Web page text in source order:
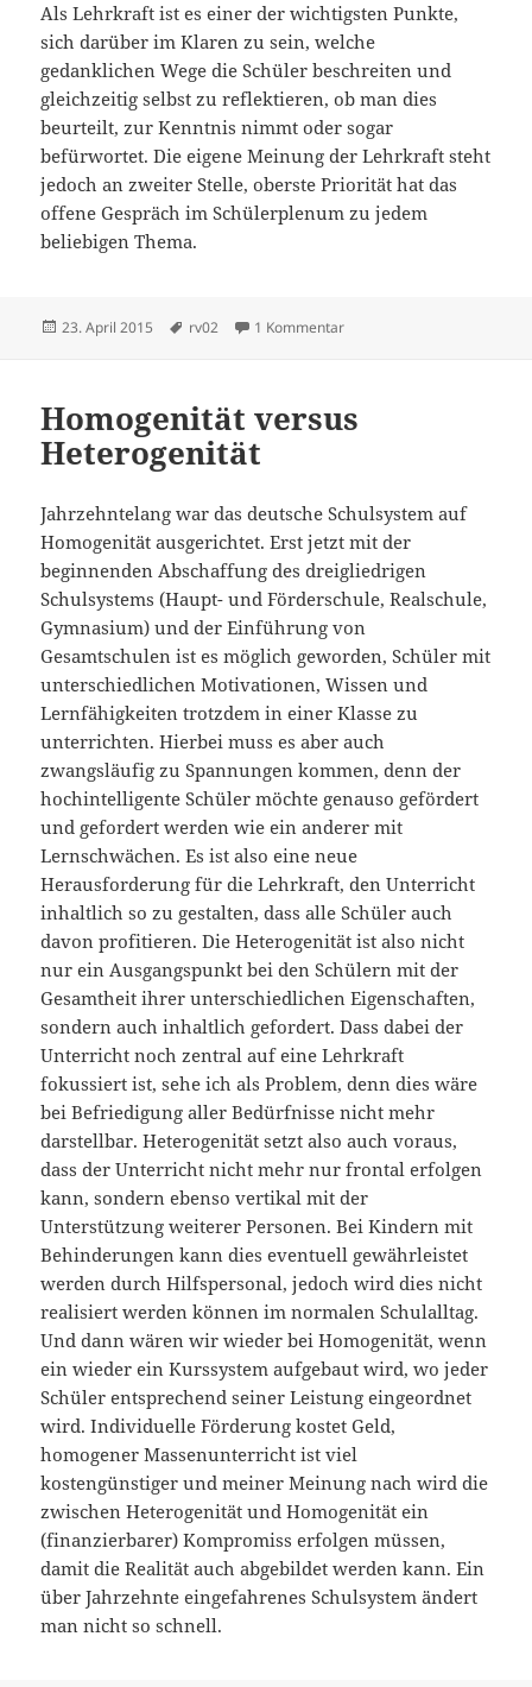
Als Lehrkraft ist es einer der wichtigsten Punkte,
sich darüber im Klaren zu sein, welche
gedanklichen Wege die Schüler beschreiten und
gleichzeitig selbst zu reflektieren, ob man dies
beurteilt, zur Kenntnis nimmt oder sogar
befürwortet. Die eigene Meinung der Lehrkraft steht
jedoch an zweiter Stelle, oberste Priorität hat das
offene Gespräch im Schülerplenum zu jedem
beliebigen Thema.
Veröffentlicht
23. April 2015 Schlagwörter
rv02 1 Kommentarzu Eine Türkin, die
Homogenität versus
Heterogenität
Jahrzehntelang war das deutsche Schulsystem auf
Homogenität ausgerichtet. Erst jetzt mit der
beginnenden Abschaffung des dreigliedrigen
Schulsystems (Haupt- und Förderschule, Realschule,
Gymnasium) und der Einführung von
Gesamtschulen ist es möglich geworden, Schüler mit
unterschiedlichen Motivationen, Wissen und
Lernfähigkeiten trotzdem in einer Klasse zu
unterrichten. Hierbei muss es aber auch
zwangsläufig zu Spannungen kommen, denn der
hochintelligente Schüler möchte genauso gefördert
und gefordert werden wie ein anderer mit
Lernschwächen. Es ist also eine neue
Herausforderung für die Lehrkraft, den Unterricht
inhaltlich so zu gestalten, dass alle Schüler auch
davon profitieren. Die Heterogenität ist also nicht
nur ein Ausgangspunkt bei den Schülern mit der
Gesamtheit ihrer unterschiedlichen Eigenschaften,
sondern auch inhaltlich gefordert. Dass dabei der
Unterricht noch zentral auf eine Lehrkraft
fokussiert ist, sehe ich als Problem, denn dies wäre
bei Befriedigung aller Bedürfnisse nicht mehr
darstellbar. Heterogenität setzt also auch voraus,
dass der Unterricht nicht mehr nur frontal erfolgen
kann, sondern ebenso vertikal mit der
Unterstützung weiterer Personen. Bei Kindern mit
Behinderungen kann dies eventuell gewährleistet
werden durch Hilfspersonal, jedoch wird dies nicht
realisiert werden können im normalen Schulalltag.
Und dann wären wir wieder bei Homogenität, wenn
ein wieder ein Kurssystem aufgebaut wird, wo jeder
Schüler entsprechend seiner Leistung eingeordnet
wird. Individuelle Förderung kostet Geld,
homogener Massenunterricht ist viel
kostengünstiger und meiner Meinung nach wird die
zwischen Heterogenität und Homogenität ein
(finanzierbarer) Kompromiss erfolgen müssen,
damit die Realität auch abgebildet werden kann. Ein
über Jahrzehnte eingefahrenes Schulsystem ändert
man nicht so schnell.